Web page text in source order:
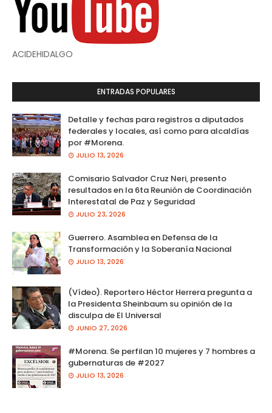
ACIDEHIDALGO
ENTRADAS POPULARES
Detalle y fechas para registros a diputados
federales y locales, así como para alcaldías
por #Morena.
JULIO 13, 2026
Comisario Salvador Cruz Neri, presento
resultados en la 6ta Reunión de Coordinación
Interestatal de Paz y Seguridad
JULIO 23, 2026
Guerrero. Asamblea en Defensa de la
Transformación y la Soberanía Nacional
JULIO 13, 2026
(Vídeo). Reportero Héctor Herrera pregunta a
la Presidenta Sheinbaum su opinión de la
disculpa de El Universal
JUNIO 27, 2026
#Morena. Se perfilan 10 mujeres y 7 hombres a
gubernaturas de #2027
JULIO 13, 2026